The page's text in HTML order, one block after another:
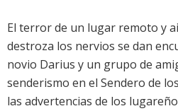
El terror de un lugar remoto y
destroza los nervios se dan
novio Darius y un grupo de
senderismo en el Sendero de
las advertencias de los